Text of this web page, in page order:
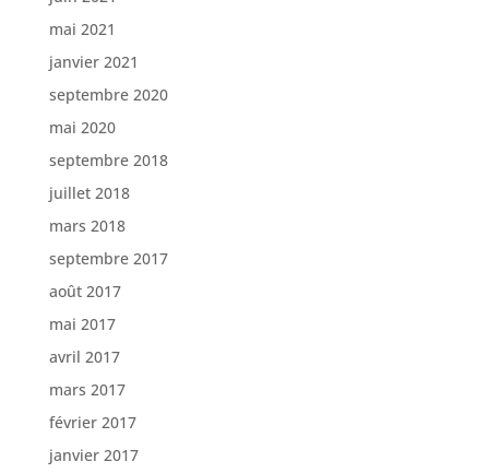
mai 2021
janvier 2021
septembre 2020
mai 2020
septembre 2018
juillet 2018
mars 2018
septembre 2017
août 2017
mai 2017
avril 2017
mars 2017
février 2017
janvier 2017